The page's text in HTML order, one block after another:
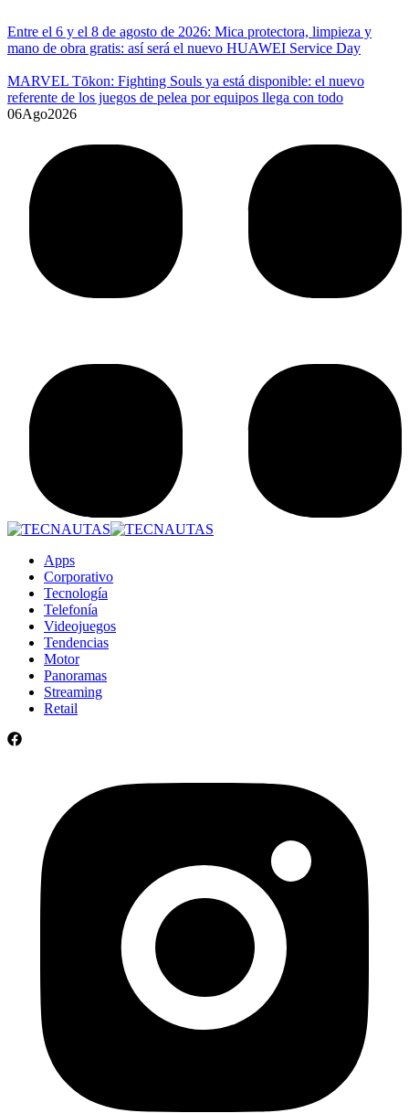
Entre el 6 y el 8 de agosto de 2026: Mica protectora, limpieza y
mano de obra gratis: así será el nuevo HUAWEI Service Day
MARVEL Tōkon: Fighting Souls ya está disponible: el nuevo
referente de los juegos de pelea por equipos llega con todo
06Ago2026
Apps
Corporativo
Tecnología
Telefonía
Videojuegos
Tendencias
Motor
Panoramas
Streaming
Retail